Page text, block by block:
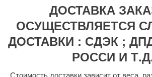
ДОСТАВКА
ОСУЩЕСТВЛЯЕТСЯ
ДОСТАВКИ : СДЭК ;
РОССИ И
Стоимость доставки зависит от веса,